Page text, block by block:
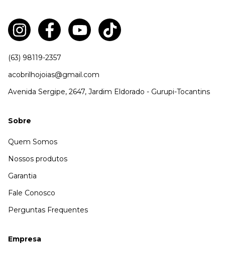
(63) 98119-2357
acobrilhojoias@gmail.com
Avenida Sergipe, 2647, Jardim Eldorado - Gurupi-Tocantins
Sobre
Quem Somos
Nossos produtos
Garantia
Fale Conosco
Perguntas Frequentes
Empresa